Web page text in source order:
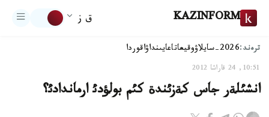
KAZINFORM ق ز
ترەند:2026-سايلاۋ وقيعاتاعايىنداۋاقوردا
10:51, 24 قاراشا 2012
انشئلةر جاس كةزئندة كئم بولؤدئ ارماندادئ؟